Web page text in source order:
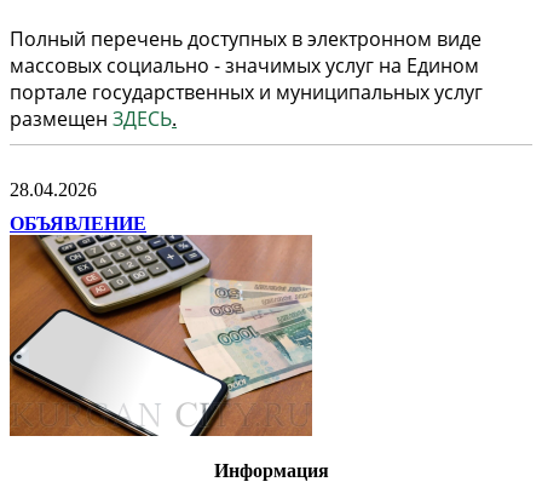
Полный перечень доступных в электронном виде
массовых социально - значимых услуг на Едином
портале государственных и муниципальных услуг
размещен ЗДЕСЬ.
28.04.2026
ОБЪЯВЛЕНИЕ
Информация